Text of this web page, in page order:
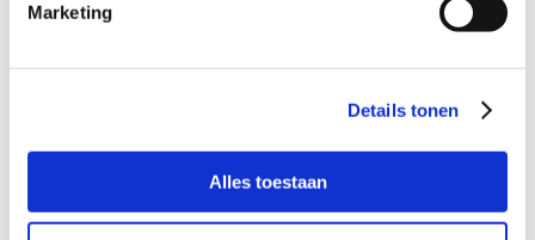
Marketing
Details tonen
Alles toestaan